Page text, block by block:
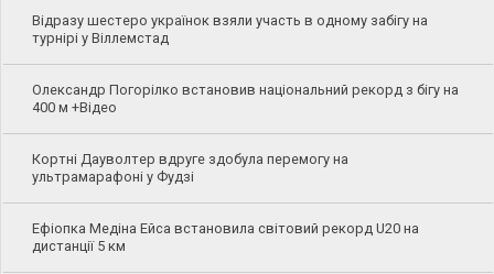
Відразу шестеро українок взяли участь в одному забігу на
турнірі у Віллемстад
Олександр Погорілко встановив національний рекорд з бігу на
400 м +Відео
Кортні Дауволтер вдруге здобула перемогу на
ультрамарафоні у Фудзі
Ефіопка Медіна Ейса встановила світовий рекорд U20 на
дистанції 5 км